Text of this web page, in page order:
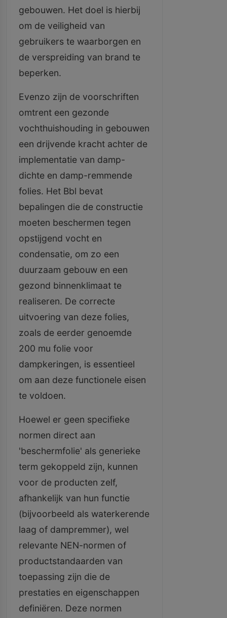
gebouwen. Het doel is hierbij
om de veiligheid van
gebruikers te waarborgen en
de verspreiding van brand te
beperken.
Evenzo zijn de voorschriften
omtrent een gezonde
vochthuishouding in gebouwen
een drijvende kracht achter de
implementatie van damp-
dichte en damp-remmende
folies. Het Bbl bevat
bepalingen die de constructie
moeten beschermen tegen
opstijgend vocht en
condensatie, om zo een
duurzaam gebouw en een
gezond binnenklimaat te
realiseren. De correcte
uitvoering van deze folies,
zoals de eerder genoemde
200 mu folie voor
dampkeringen, is essentieel
om aan deze functionele eisen
te voldoen.
Hoewel er geen specifieke
normen direct aan
'beschermfolie' als generieke
term gekoppeld zijn, kunnen
voor de producten zelf,
afhankelijk van hun functie
(bijvoorbeeld als waterkerende
laag of dampremmer), wel
relevante NEN-normen of
productstandaarden van
toepassing zijn die de
prestaties en eigenschappen
definiëren. Deze normen